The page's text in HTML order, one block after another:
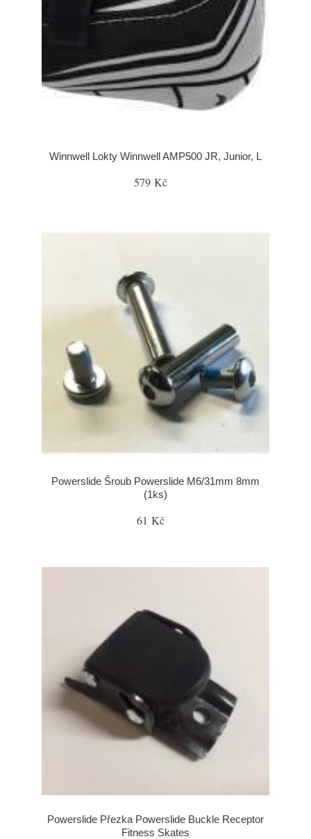
Winnwell Lokty Winnwell AMP500 JR, Junior, L
579 Kč
Powerslide Šroub Powerslide M6/31mm 8mm
(1ks)
61 Kč
Powerslide Přezka Powerslide Buckle Receptor
Fitness Skates